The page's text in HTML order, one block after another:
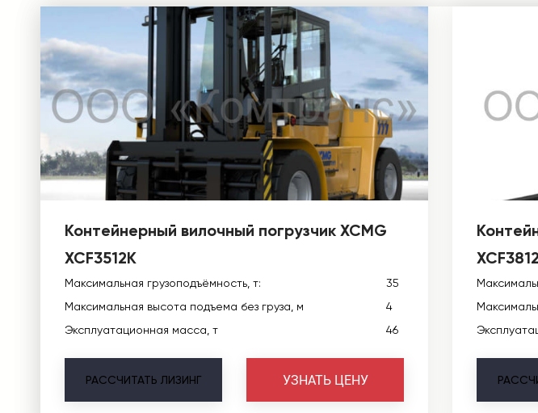
Контейнерный вилочный погрузчик XCMG
XCF3512K
Максимальная грузоподъёмность, т:
35
Максимальная высота подъема без груза, м
4
Эксплуатационная масса, т
46
РАССЧИТАТЬ ЛИЗИНГ УЗНАТЬ ЦЕНУ